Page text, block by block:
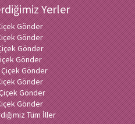
Yerler
Gönder
Gönder
Gönder
Gönder
Gönder
Gönder
Gönder
Gönder
Tüm İller